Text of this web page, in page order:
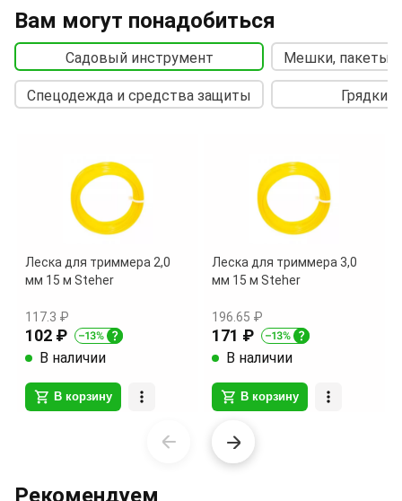
Рекомендуем
Вам могут понадобиться
Садовый инструмент
Спецодежда и средства защиты
Мешки, пакеты,
Грядки
Леска для триммера 2,0
мм 15 м Steher
117.3 ₽
102 ₽
В наличии
В корзину
Леска для триммера 3,0
мм 15 м Steher
196.65 ₽
171 ₽
В наличии
В корзину
of